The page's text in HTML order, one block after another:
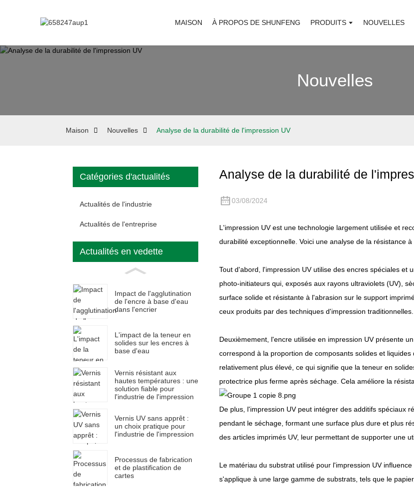
MAISON À PROPOS DE SHUNFENG PRODUITS NOUVELLES
Nouvelles
Maison Nouvelles Analyse de la durabilité de l'impression UV
Catégories d'actualités
Actualités de l'industrie
Actualités de l'entreprise
Actualités en vedette
Impact de l'agglutination
de l'encre à base d'eau
dans l'encrier
L'impact de la teneur en
solides sur les encres à
base d'eau
Vernis résistant aux
hautes températures : une
solution fiable pour
l'industrie de l'impression
Vernis UV sans apprêt :
un choix pratique pour
l'industrie de l'impression
Processus de fabrication
et de plastification de
cartes
Analyse de la durabilité de
03/08/2024
L'impression UV est une technologie largement utilisée et
durabilité exceptionnelle. Voici une analyse de la résistance
Tout d'abord, l'impression UV utilise des encres spéciales et
photo-initiateurs qui, exposés aux rayons ultraviolets (UV),
surface solide et résistante à l'abrasion sur le support
ceux produits par des techniques d'impression traditionnelles.
Deuxièmement, l'encre utilisée en impression UV présente
correspond à la proportion de composants solides et
relativement plus élevé, ce qui signifie que la teneur en
protectrice plus ferme après séchage. Cela améliore la
De plus, l'impression UV peut intégrer des additifs spéciaux
pendant le séchage, formant une surface plus dure et plus
des articles imprimés UV, leur permettant de supporter une
Le matériau du substrat utilisé pour l'impression UV
s'applique à une large gamme de substrats, tels que le